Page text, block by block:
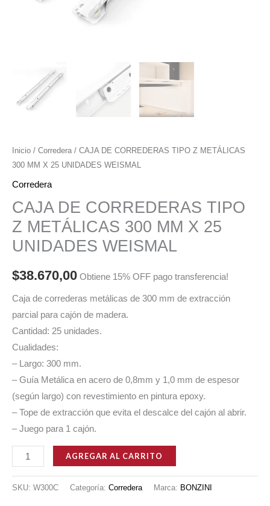
Inicio / Corredera / CAJA DE CORREDERAS TIPO Z METÁLICAS
300 MM X 25 UNIDADES WEISMAL
Corredera
CAJA DE CORREDERAS TIPO
Z METÁLICAS 300 MM X 25
UNIDADES WEISMAL
$38.670,00 Obtiene 15% OFF pago transferencia!
Caja de correderas metálicas de 300 mm de extracción
parcial para cajón de madera.
Cantidad: 25 unidades.
Cualidades:
– Largo: 300 mm.
– Guía Metálica en acero de 0,8mm y 1,0 mm de espesor
(según largo) con revestimiento en pintura epoxy.
– Tope de extracción que evita el descalce del cajón al abrir.
– Juego para 1 cajón.
CAJA
DE
CORREDERAS
AGREGAR AL CARRITO
SKU: W300C Categoría: Corredera Marca: BONZINI